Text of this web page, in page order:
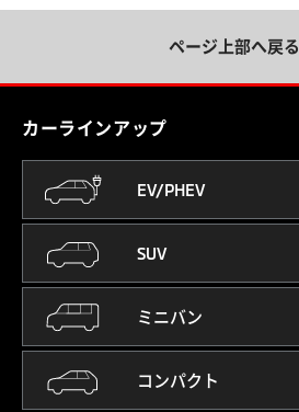
ページ上部へ戻る
カーラインアップ
EV/PHEV
SUV
ミニバン
コンパクト